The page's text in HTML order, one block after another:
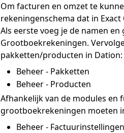
Om facturen en omzet te
rekeningenschema dat in
Als eerste voeg je de namen
Grootboekrekeningen.
pakketten/producten in Dation:
Beheer - Pakketten
Beheer - Producten
Afhankelijk van de modules en
grootboekrekeningen moeten
Beheer -